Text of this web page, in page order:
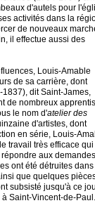
d'autels pour
activités dans la
de nouveaux
il effectue aussi des
Louis-Amable
de sa carrière, dont
dit Saint-James,
de nombreux apprentis
le nom d'atelier des
d'artistes, dont
en série, Louis-
travail très efficace
aux demandes
ont été détruites
que quelques
subsisté jusqu'à ce
Saint-Vincent-de-Paul.